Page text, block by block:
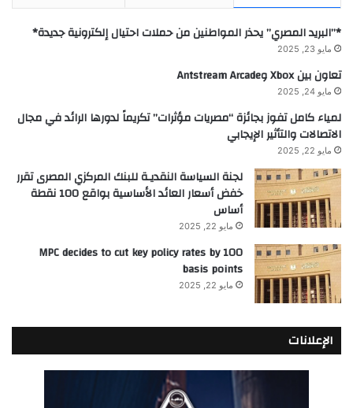
*”البريد المصري” يحذر المواطنين من حملات احتيال إلكترونية جديدة*
مايو 23, 2025
تعاون بين Xbox وAntstream Arcade
مايو 24, 2025
لمياء كامل تفوز بجائزة “مصريات مؤثرات” تكريماً لدورها الرائد في مجال
الاتصالات والتأثير الإيجابي
مايو 22, 2025
لجنة السياسة النقديـة للبنك المركزي المصرى تقرر
خفض أسعار العائد الأساسية بواقع 100 نقطة
أساس
مايو 22, 2025
MPC decides to cut key policy rates by 100
basis points
مايو 22, 2025
الإعلانات